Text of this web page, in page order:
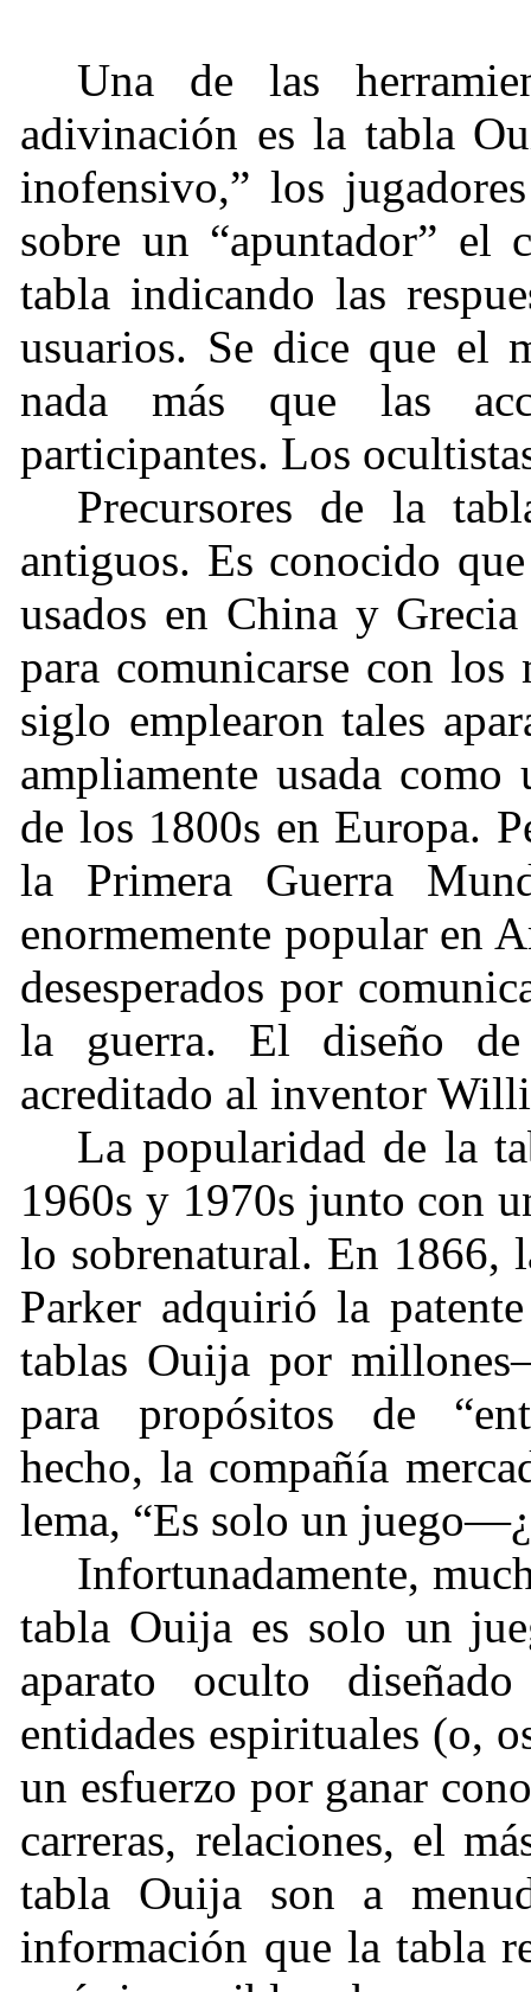
Una de las
adivinación es la tabla
inofensivo,” los
sobre un “apuntador” el
tabla indicando las
usuarios. Se dice que el
nada más que las
participantes. Los
Precursores de la
antiguos. Es conocido
usados en China y
para comunicarse con
siglo emplearon tales
ampliamente usada
de los 1800s en Europa.
la Primera Guerra
enormemente popular en
desesperados por
la guerra. El diseño
acreditado al inventor
La popularidad de la
1960s y 1970s junto con
lo sobrenatural. En 1866,
Parker adquirió la
tablas Ouija por
para propósitos de
hecho, la compañía
lema, “Es solo un
Infortunadamente,
tabla Ouija es solo un
aparato oculto
entidades espirituales (o,
un esfuerzo por ganar
carreras, relaciones, el
tabla Ouija son a
información que la tabla